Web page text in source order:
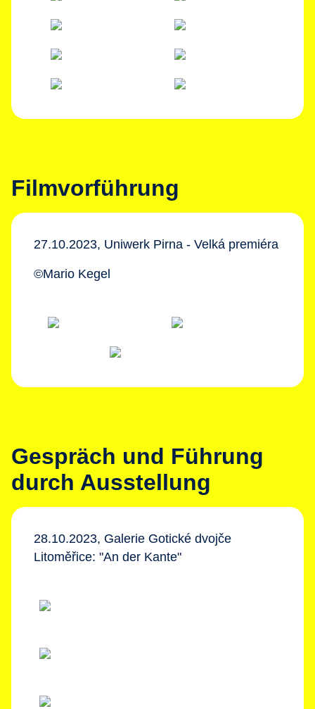
Filmvorführung
27.10.2023, Uniwerk Pirna - Velká premiéra
©Mario Kegel
Gespräch und Führung
durch Ausstellung
28.10.2023, Galerie Gotické dvojče
Litoměřice: "An der Kante"